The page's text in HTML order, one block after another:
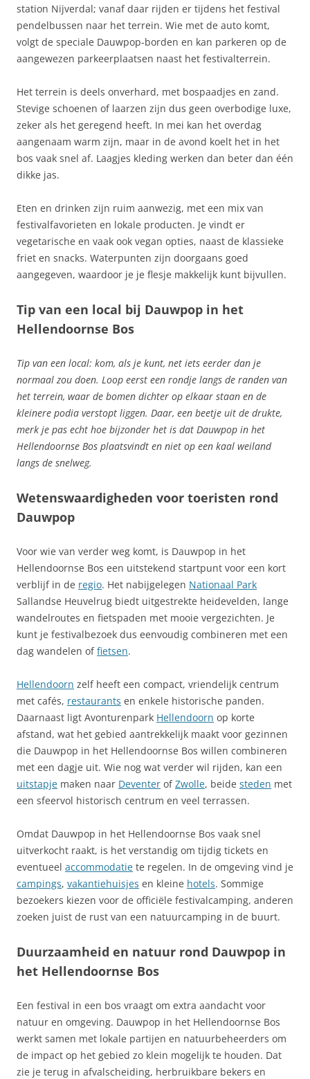
station Nijverdal; vanaf daar rijden er tijdens het festival
pendelbussen naar het terrein. Wie met de auto komt,
volgt de speciale Dauwpop-borden en kan parkeren op de
aangewezen parkeerplaatsen naast het festivalterrein.
Het terrein is deels onverhard, met bospaadjes en zand.
Stevige schoenen of laarzen zijn dus geen overbodige luxe,
zeker als het geregend heeft. In mei kan het overdag
aangenaam warm zijn, maar in de avond koelt het in het
bos vaak snel af. Laagjes kleding werken dan beter dan één
dikke jas.
Eten en drinken zijn ruim aanwezig, met een mix van
festivalfavorieten en lokale producten. Je vindt er
vegetarische en vaak ook vegan opties, naast de klassieke
friet en snacks. Waterpunten zijn doorgaans goed
aangegeven, waardoor je je flesje makkelijk kunt bijvullen.
Tip van een local bij Dauwpop in het
Hellendoornse Bos
Tip van een local: kom, als je kunt, net iets eerder dan je
normaal zou doen. Loop eerst een rondje langs de randen van
het terrein, waar de bomen dichter op elkaar staan en de
kleinere podia verstopt liggen. Daar, een beetje uit de drukte,
merk je pas echt hoe bijzonder het is dat Dauwpop in het
Hellendoornse Bos plaatsvindt en niet op een kaal weiland
langs de snelweg.
Wetenswaardigheden voor toeristen rond
Dauwpop
Voor wie van verder weg komt, is Dauwpop in het
Hellendoornse Bos een uitstekend startpunt voor een kort
verblijf in de regio. Het nabijgelegen Nationaal Park
Sallandse Heuvelrug biedt uitgestrekte heidevelden, lange
wandelroutes en fietspaden met mooie vergezichten. Je
kunt je festivalbezoek dus eenvoudig combineren met een
dag wandelen offietsen.
Hellendoorn zelf heeft een compact, vriendelijk centrum
met cafés, restaurants en enkele historische panden.
Daarnaast ligt Avonturenpark Hellendoorn op korte
afstand, wat het gebied aantrekkelijk maakt voor gezinnen
die Dauwpop in het Hellendoornse Bos willen combineren
met een dagje uit. Wie nog wat verder wil rijden, kan een
uitstapje maken naar Deventer ofZwolle, beide steden met
een sfeervol historisch centrum en veel terrassen.
Omdat Dauwpop in het Hellendoornse Bos vaak snel
uitverkocht raakt, is het verstandig om tijdig tickets en
eventueel accommodatie te regelen. In de omgeving vind je
campings, vakantiehuisjes en kleine hotels. Sommige
bezoekers kiezen voor de officiële festivalcamping, anderen
zoeken juist de rust van een natuurcamping in de buurt.
Duurzaamheid en natuur rond Dauwpop in
het Hellendoornse Bos
Een festival in een bos vraagt om extra aandacht voor
natuur en omgeving. Dauwpop in het Hellendoornse Bos
werkt samen met lokale partijen en natuurbeheerders om
de impact op het gebied zo klein mogelijk te houden. Dat
zie je terug in afvalscheiding, herbruikbare bekers en